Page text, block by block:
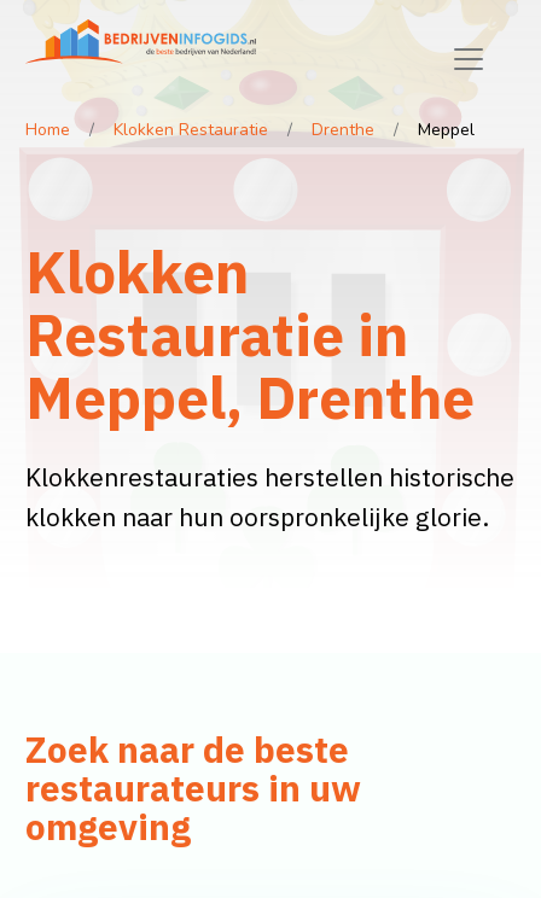
Home Klokken Restauratie Drenthe Meppel
Klokken
Restauratie in
Meppel, Drenthe
Klokkenrestauraties herstellen historische
klokken naar hun oorspronkelijke glorie.
Zoek naar de beste
restaurateurs in uw
omgeving